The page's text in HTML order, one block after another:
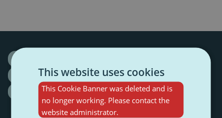
Digital Compass Interview
young people
Youth
This website uses cookies
This Cookie Banner was deleted and is
no longer working. Please contact the
website administrator.